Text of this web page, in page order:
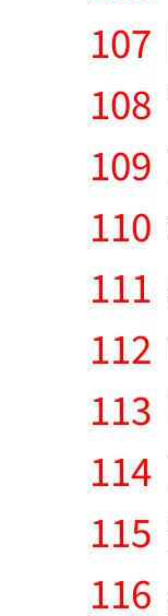
107
108
109
110
111
112
113
114
115
116